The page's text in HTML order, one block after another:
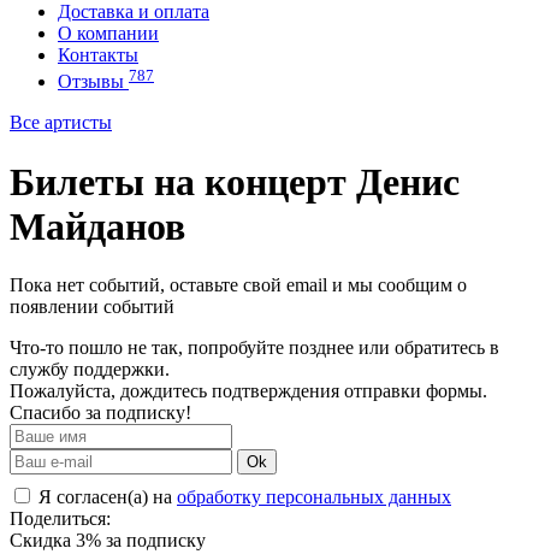
Доставка и оплата
О компании
Контакты
Отзывы 787
Все артисты
Билеты на концерт Денис
Майданов
Пока нет событий, оставьте свой email и мы сообщим о
появлении событий
Что-то пошло не так, попробуйте позднее или обратитесь в
службу поддержки.
Пожалуйста, дождитесь подтверждения отправки формы.
Спасибо за подписку!
Ok
Я согласен(а) на обработку персональных данных
Поделиться:
Скидка 3% за подписку